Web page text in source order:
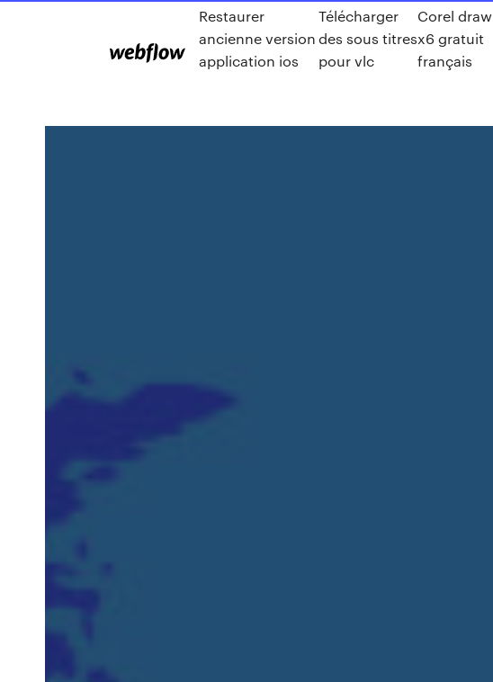
Restaurer
ancienne version
application ios
Télécharger
des sous titres
pour vlc
Corel draw
x6 gratuit
français